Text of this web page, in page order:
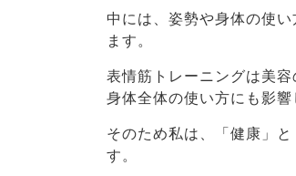
中には、姿勢や身体の使
ます。
表情筋トレーニングは美
身体全体の使い方にも影響
そのため私は、「健康」
す。